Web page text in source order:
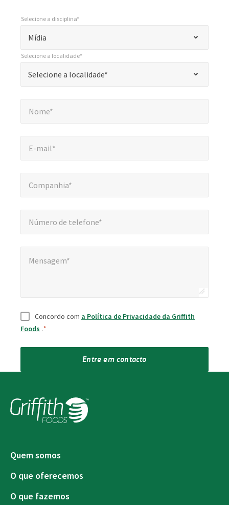
"
indica
Mídia
Selecione a disciplina*
Selecione a localidade*
Selecione a localidade*
Nome*
E-mail*
Companhia*
Número de telefone*
Mensagem*
Consentimento
Concordo com a Política de Privacidade da Griffith
Foods .*
Entre em contacto
Quem somos
O que oferecemos
O que fazemos